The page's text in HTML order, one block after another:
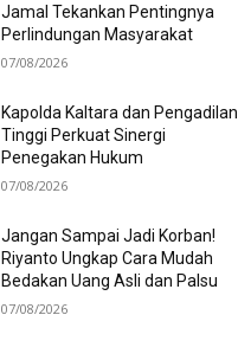
Jamal Tekankan Pentingnya
Perlindungan Masyarakat
07/08/2026
Kapolda Kaltara dan Pengadilan
Tinggi Perkuat Sinergi
Penegakan Hukum
07/08/2026
Jangan Sampai Jadi Korban!
Riyanto Ungkap Cara Mudah
Bedakan Uang Asli dan Palsu
07/08/2026